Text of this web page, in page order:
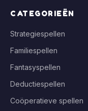
CATEGORIEËN
Strategiespellen
Familiespellen
Fantasyspellen
Deductiespellen
Coöperatieve spellen